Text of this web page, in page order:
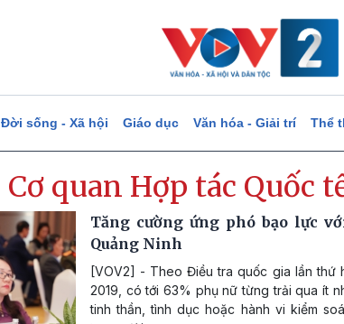
Đời sống - Xã hội Giáo dục Văn hóa - Giải trí Thể
Cơ quan Hợp tác Quốc
Tăng cường ứng phó bạo lực
Quảng Ninh
[VOV2] - Theo Điều tra quốc gia lần thứ
2019, có tới 63% phụ nữ từng trải qua ít
tinh thần, tình dục hoặc hành vi kiểm